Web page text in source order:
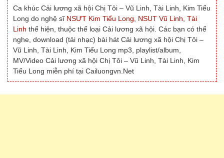
Ca khúc Cải lương xã hội Chị Tôi – Vũ Linh, Tài Linh, Kim Tiểu
Long do nghệ sĩ NSƯT Kim Tiểu Long NSUT Vũ Linh Tài
Linh thể hiện, thuộc thể loại Cải lương xã hội. Các bạn có thể
nghe, download (tải nhạc) bài hát Cải lương xã hội Chị Tôi –
Vũ Linh, Tài Linh, Kim Tiểu Long mp3, playlist/album,
MV/Video Cải lương xã hội Chị Tôi – Vũ Linh, Tài Linh, Kim
Tiểu Long miễn phí tại Cailuongvn.Net